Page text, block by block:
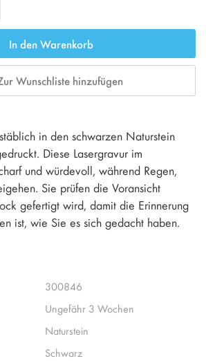
In den Warenkorb
Wunschliste hinzufügen
in den schwarzen Naturstein
Diese Lasergravur im
und würdevoll, während Regen,
Sie prüfen die Voransicht
gefertigt wird, damit die Erinnerung
ist, wie Sie es sich gedacht haben.
300846
Ungefähr 3 Wochen
Naturstein
Schwarz